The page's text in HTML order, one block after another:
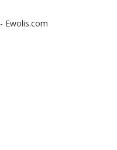
- Ewolis.com